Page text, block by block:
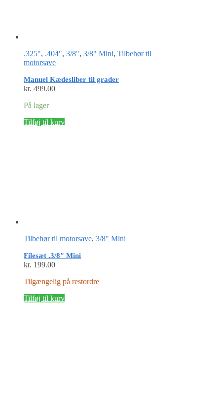
.325", .404", 3/8", 3/8" Mini, Tilbehør til
motorsave
Manuel Kædesliber til grader
kr. 499.00
På lager
Tilføj til kurv
Tilbehør til motorsave, 3/8" Mini
Filesæt .3/8″ Mini
kr. 199.00
Tilgængelig på restordre
Tilføj til kurv